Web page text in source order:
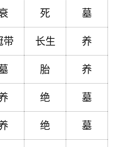
册
死 墓
带 长生 养
胎 养
绝 墓
绝 墓